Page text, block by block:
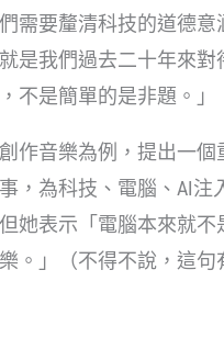
需要釐清科技的道德
是我們過去二十年來
不是簡單的是非題。」
作音樂為例，提出一個
，為科技、電腦、AI
她表示「電腦本來就
。」（不得不說，這句